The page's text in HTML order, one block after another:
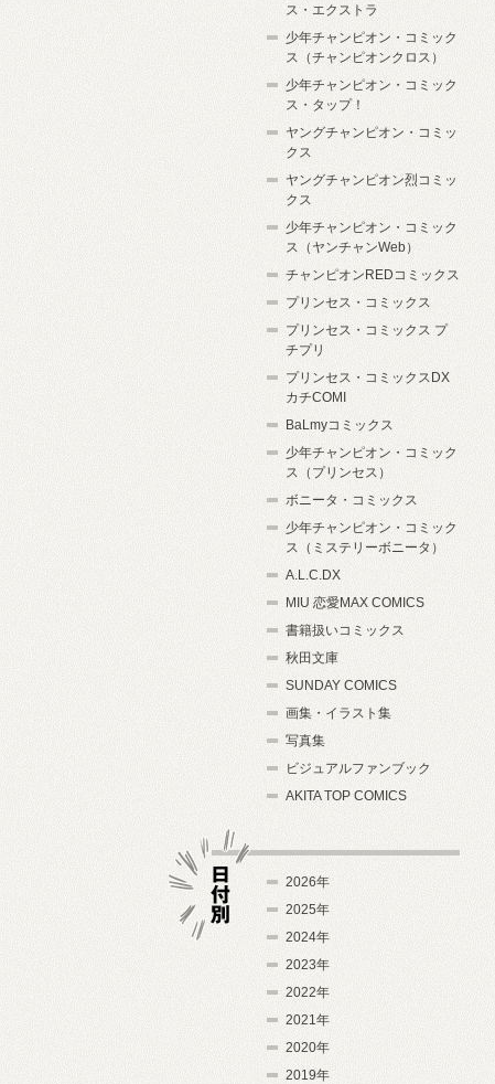
ス・エクストラ
少年チャンピオン・コミック
ス（チャンピオンクロス）
少年チャンピオン・コミック
ス・タップ！
ヤングチャンピオン・コミッ
クス
ヤングチャンピオン烈コミッ
クス
少年チャンピオン・コミック
ス（ヤンチャンWeb）
チャンピオンREDコミックス
プリンセス・コミックス
プリンセス・コミックス プ
チプリ
プリンセス・コミックスDX
カチCOMI
BaLmyコミックス
少年チャンピオン・コミック
ス（プリンセス）
ボニータ・コミックス
少年チャンピオン・コミック
ス（ミステリーボニータ）
A.L.C.DX
MIU 恋愛MAX COMICS
書籍扱いコミックス
秋田文庫
SUNDAY COMICS
画集・イラスト集
写真集
ビジュアルファンブック
AKITA TOP COMICS
2026年
2025年
2024年
2023年
2022年
2021年
2020年
2019年